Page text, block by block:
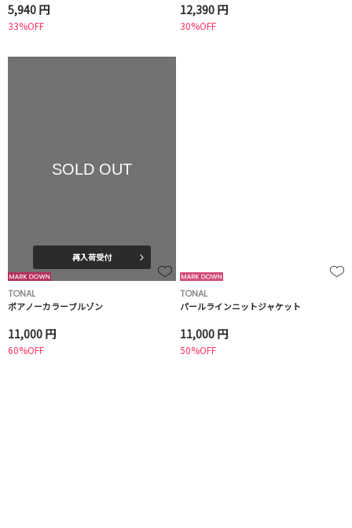
5,940 円
33%OFF
12,390 円
30%OFF
SOLD OUT
再入荷受付
TONAL
ボアノーカラーブルゾン
11,000 円
60%OFF
TONAL
パールラインニットジャケット
11,000 円
50%OFF